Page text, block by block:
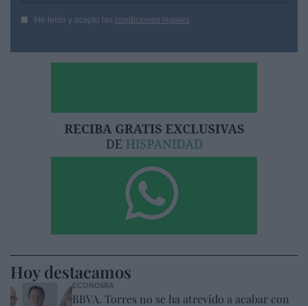
He leído y acepto las condiciones legales
Hoy destacamos
ECONOMÍA
BBVA. Torres no se ha atrevido a acabar con